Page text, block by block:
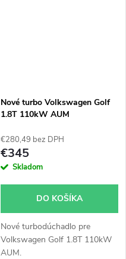
Nové turbo Volkswagen Golf
1.8T 110kW AUM
€280,49 bez DPH
€345
Skladom
DO KOŠÍKA
Nové turbodúchadlo pre
Volkswagen Golf 1.8T 110kW
AUM.